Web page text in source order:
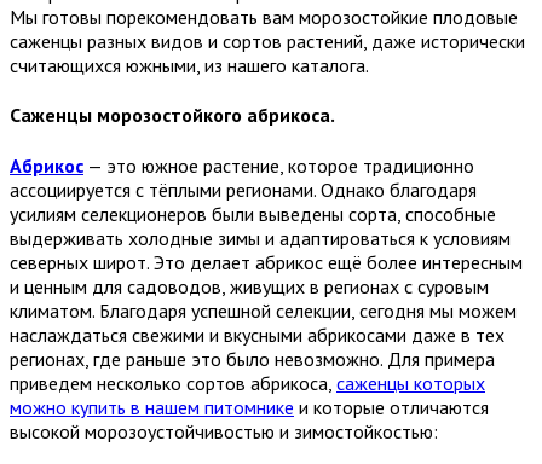
Мы готовы порекомендовать вам морозостойкие плодовые
саженцы разных видов и сортов растений, даже исторически
считающихся южными, из нашего каталога.
Саженцы морозостойкого абрикоса.
Абрикос — это южное растение, которое традиционно
ассоциируется с тёплыми регионами. Однако благодаря
усилиям селекционеров были выведены сорта, способные
выдерживать холодные зимы и адаптироваться к условиям
северных широт. Это делает абрикос ещё более интересным
и ценным для садоводов, живущих в регионах с суровым
климатом. Благодаря успешной селекции, сегодня мы можем
наслаждаться свежими и вкусными абрикосами даже в тех
регионах, где раньше это было невозможно. Для примера
приведем несколько сортов абрикоса, саженцы которых
можно купить в нашем питомнике и которые отличаются
высокой морозоустойчивостью и зимостойкостью: